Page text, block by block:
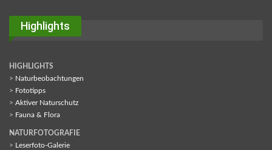
Highlights
HIGHLIGHTS
> Naturbeobachtungen
> Fototipps
> Aktiver Naturschutz
> Fauna & Flora
NATURFOTOGRAFIE
> Leserfoto-Galerie